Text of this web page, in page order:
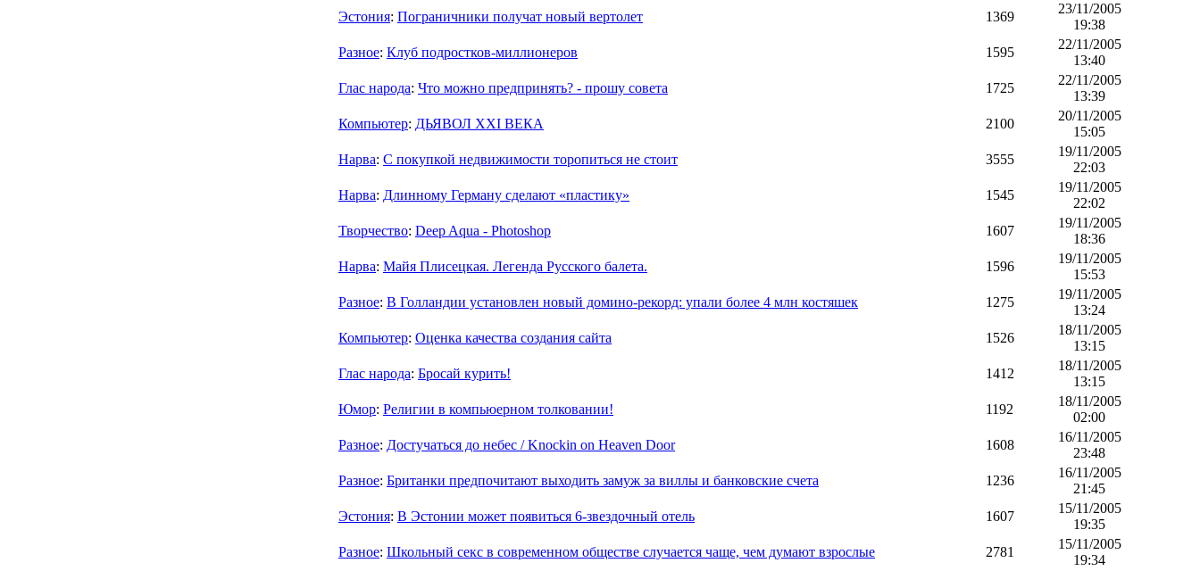
Эстония: Пограничники получат новый вертолет 1369
23/11/2005
19:38
Разное: Клуб подростков-миллионеров 1595
22/11/2005
13:40
Глас народа: Что можно предпринять? - прошу совета 1725
22/11/2005
13:39
Компьютер: ДЬЯВОЛ XXI ВЕКА 2100
20/11/2005
15:05
Нарва: С покупкой недвижимости торопиться не стоит 3555
19/11/2005
22:03
Нарва: Длинному Герману сделают «пластику» 1545
19/11/2005
22:02
Творчество: Deep Aqua - Photoshop 1607
19/11/2005
18:36
Нарва: Майя Плисецкая. Легенда Русского балета. 1596
19/11/2005
15:53
Разное: В Голландии установлен новый домино-рекорд: упали более 4 млн костяшек 1275
19/11/2005
13:24
Компьютер: Оценка качества создания сайта 1526
18/11/2005
13:15
Глас народа: Бросай курить! 1412
18/11/2005
13:15
Юмор: Религии в компьюерном толковании! 1192
18/11/2005
02:00
Разное: Достучаться до небес / Knockin on Heaven Door 1608
16/11/2005
23:48
Разное: Британки предпочитают выходить замуж за виллы и банковские счета 1236
16/11/2005
21:45
Эстония: В Эстонии может появиться 6-звездочный отель 1607
15/11/2005
19:35
Разное: Школьный секс в современном обществе случается чаще, чем думают взрослые 2781
15/11/2005
19:34